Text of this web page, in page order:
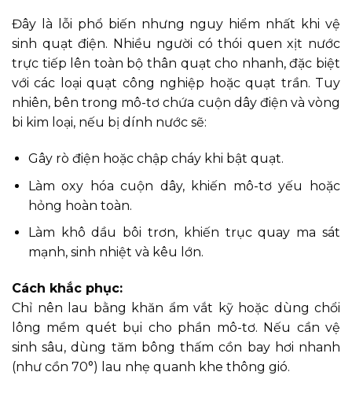
Đây là lỗi phổ biến nhưng nguy hiểm nhất khi vệ
sinh quạt điện. Nhiều người có thói quen xịt nước
trực tiếp lên toàn bộ thân quạt cho nhanh, đặc biệt
với các loại quạt công nghiệp hoặc quạt trần. Tuy
nhiên, bên trong mô-tơ chứa cuộn dây điện và vòng
bi kim loại, nếu bị dính nước sẽ:
Gây rò điện hoặc chập cháy khi bật quạt.
Làm oxy hóa cuộn dây, khiến mô-tơ yếu hoặc
hỏng hoàn toàn.
Làm khô dầu bôi trơn, khiến trục quay ma sát
mạnh, sinh nhiệt và kêu lớn.
Cách khắc phục:
Chỉ nên lau bằng khăn ẩm vắt kỹ hoặc dùng chổi
lông mềm quét bụi cho phần mô-tơ. Nếu cần vệ
sinh sâu, dùng tăm bông thấm cồn bay hơi nhanh
(như cồn 70°) lau nhẹ quanh khe thông gió.